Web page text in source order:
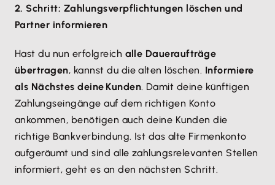
2. Schritt: Zahlungsverpflichtungen löschen und
Partner informieren
Hast du nun erfolgreich alle Daueraufträge
übertragen, kannst du die alten löschen. Informiere
als Nächstes deine Kunden. Damit deine künftigen
Zahlungseingänge auf dem richtigen Konto
ankommen, benötigen auch deine Kunden die
richtige Bankverbindung. Ist das alte Firmenkonto
aufgeräumt und sind alle zahlungsrelevanten Stellen
informiert, geht es an den nächsten Schritt.